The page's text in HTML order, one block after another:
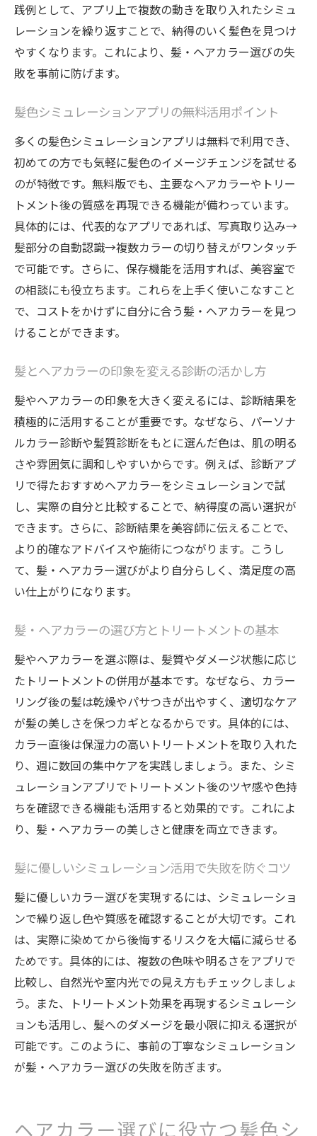
トリートメント効果も試せる髪色カメラ活
用術
髪とヘアカラーをトレンドカラーで楽しむ
方法
髪色診断に役立つ無料アプリの選び方
無料アプリで髪とヘアカラーの変化を実感
無料の髪色シュミレーションで理想の髪を
発見
髪色シミュレーションアプリ無料版のメリ
ット
髪・ヘアカラーの変化を簡単に試すコツ
髪色診断カメラで自分に似合う色を手軽に
確認
トリートメント前後の髪色を無料アプリで
髪とヘアカラーの魅力を無料で試す新常識
ブリーチ対応の髪色シミュレーション体験談
髪色シュミレーションでブリーチ後の髪色
を体験
髪とヘアカラーの変化をブリーチで比較検
ブリーチ対応アプリで髪色の幅広さを実感
髪色シミュレーションでトリートメントの
重要性を知る
ブリーチ髪の正しいヘアカラー選択術
ント
トリートメントで美しく保つ髪色チェンジの秘
訣
髪色を美しく保つトリートメントの選び方
髪・ヘアカラーの色持ちを高めるケア習慣
髪色シミュレーション後のトリートメント
活用術
ヘアカラーした髪に必要なトリートメント
ケア
法
髪とヘアカラーを守る日常のトリートメン
ト術
髪色を変えるサイト活用でイメージ通りに
髪色変えるサイトでヘアカラーのイメージ
作り
髪とヘアカラーの最新シミュレーション活
用術
髪色シュミレーションサイトの使い方と注
意点
践例として、アプリ上で複数の動きを取り入れたシミュ
レーションを繰り返すことで、納得のいく髪色を見つけ
やすくなります。これにより、髪・ヘアカラー選びの失
敗を事前に防げます。
髪色シミュレーションアプリの無料活用ポイント
多くの髪色シミュレーションアプリは無料で利用でき、
初めての方でも気軽に髪色のイメージチェンジを試せる
のが特徴です。無料版でも、主要なヘアカラーやトリー
トメント後の質感を再現できる機能が備わっています。
具体的には、代表的なアプリであれば、写真取り込み→
髪部分の自動認識→複数カラーの切り替えがワンタッチ
で可能です。さらに、保存機能を活用すれば、美容室で
の相談にも役立ちます。これらを上手く使いこなすこと
で、コストをかけずに自分に合う髪・ヘアカラーを見つ
けることができます。
髪とヘアカラーの印象を変える診断の活かし方
髪やヘアカラーの印象を大きく変えるには、診断結果を
積極的に活用することが重要です。なぜなら、パーソナ
ルカラー診断や髪質診断をもとに選んだ色は、肌の明る
さや雰囲気に調和しやすいからです。例えば、診断アプ
リで得たおすすめヘアカラーをシミュレーションで試
し、実際の自分と比較することで、納得度の高い選択が
できます。さらに、診断結果を美容師に伝えることで、
より的確なアドバイスや施術につながります。こうし
て、髪・ヘアカラー選びがより自分らしく、満足度の高
い仕上がりになります。
髪・ヘアカラーの選び方とトリートメントの基本
髪やヘアカラーを選ぶ際は、髪質やダメージ状態に応じ
たトリートメントの併用が基本です。なぜなら、カラー
リング後の髪は乾燥やパサつきが出やすく、適切なケア
が髪の美しさを保つカギとなるからです。具体的には、
カラー直後は保湿力の高いトリートメントを取り入れた
り、週に数回の集中ケアを実践しましょう。また、シミ
ュレーションアプリでトリートメント後のツヤ感や色持
ちを確認できる機能も活用すると効果的です。これによ
り、髪・ヘアカラーの美しさと健康を両立できます。
髪に優しいシミュレーション活用で失敗を防ぐコツ
髪に優しいカラー選びを実現するには、シミュレーショ
ンで繰り返し色や質感を確認することが大切です。これ
は、実際に染めてから後悔するリスクを大幅に減らせる
ためです。具体的には、複数の色味や明るさをアプリで
比較し、自然光や室内光での見え方もチェックしましょ
う。また、トリートメント効果を再現するシミュレーシ
ョンも活用し、髪へのダメージを最小限に抑える選択が
可能です。このように、事前の丁寧なシミュレーション
が髪・ヘアカラー選びの失敗を防ぎます。